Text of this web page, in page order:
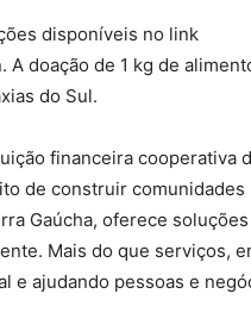
disponíveis no link
doação de 1 kg de
do Sul.
financeira cooperativa
de construir
Gaúcha, oferece
Mais do que serviços,
e ajudando pessoas e